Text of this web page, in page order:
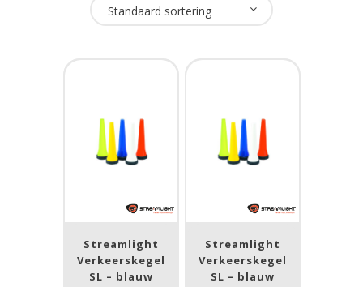
PRIJS: €16 —
10 000
1 80 200 400 890
Standaard sortering
Streamlight
Verkeerskegel
SL – blauw
Streamlight
Verkeerskegel
SL – blauw